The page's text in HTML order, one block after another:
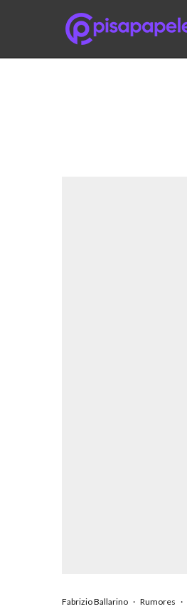
Fabrizio Ballarino · Rumores ·